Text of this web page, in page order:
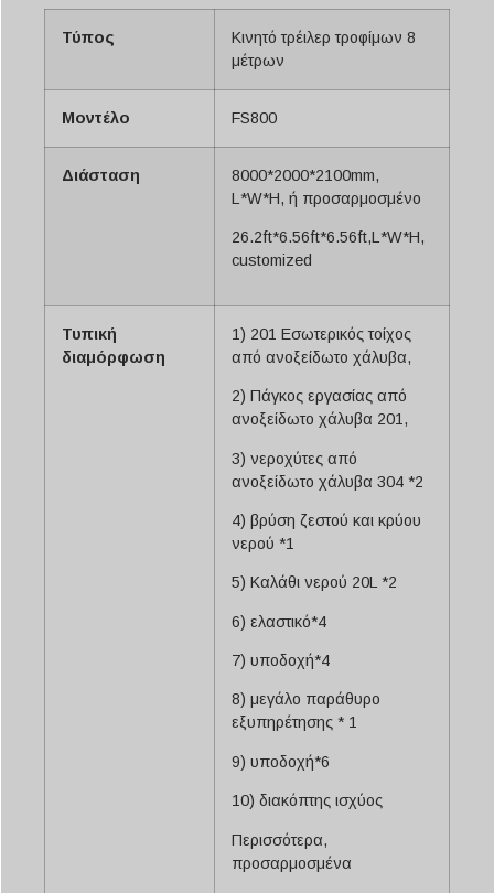
Τύπος
Κινητό τρέιλερ τροφίμων 8
μέτρων
Μοντέλο FS800
Διάσταση
8000*2000*2100mm,
L*W*H, ή προσαρμοσμένο
26.2ft*6.56ft*6.56ft,L*W*H,
customized
Τυπική
διαμόρφωση
1) 201 Εσωτερικός τοίχος
από ανοξείδωτο χάλυβα,
2) Πάγκος εργασίας από
ανοξείδωτο χάλυβα 201,
3) νεροχύτες από
ανοξείδωτο χάλυβα 304 *2
4) βρύση ζεστού και κρύου
νερού *1
5) Καλάθι νερού 20L *2
6) ελαστικό*4
7) υποδοχή*4
8) μεγάλο παράθυρο
εξυπηρέτησης * 1
9) υποδοχή*6
10) διακόπτης ισχύος
Περισσότερα,
προσαρμοσμένα